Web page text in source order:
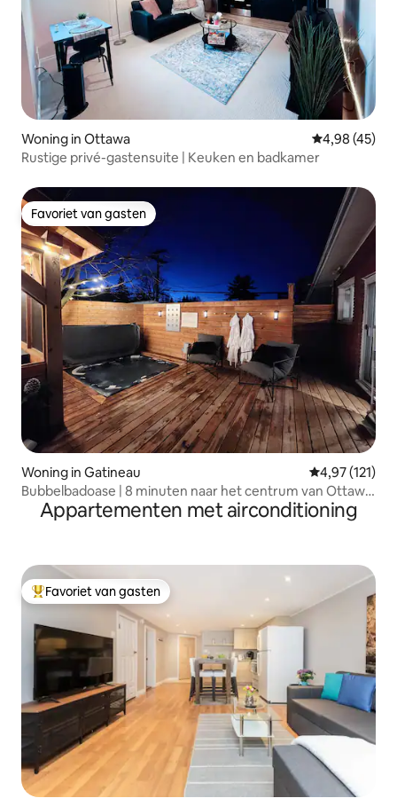
Woning in Ottawa Gemiddelde
4,98 (45)
Rustige privé-gastensuite | Keuken en badkamer
Favoriet van gasten
Favoriet van gasten
Woning in Gatineau Gemiddelde
4,97 (121)
Bubbelbadoase | 8 minuten naar het centrum van Ottawa
| 10 slaapplaatsen
Appartementen met airconditioning
Topfavoriet van gasten
Favoriet van gasten